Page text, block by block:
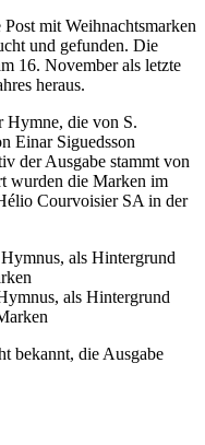
mit Weihnachtsmarken
und gefunden. Die
16. November als letzte
heraus.
Hymne, die von S.
Einar Siguedsson
der Ausgabe stammt von
wurden die Marken im
Courvoisier SA in der
als Hintergrund
als Hintergrund
bekannt, die Ausgabe